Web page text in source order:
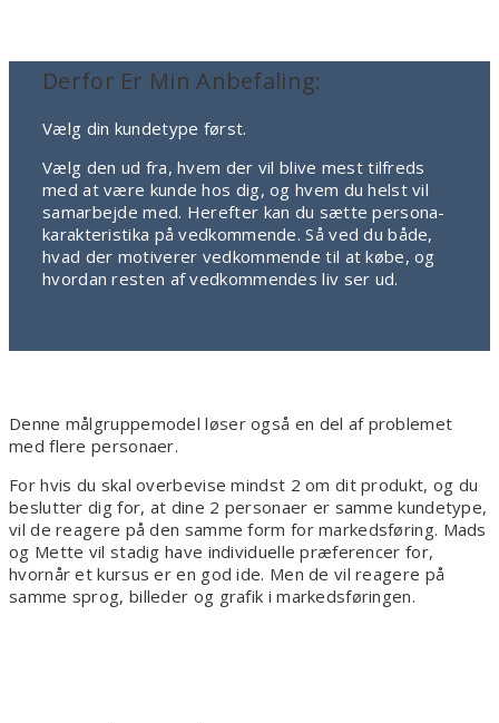
Derfor Er Min Anbefaling:
Vælg din kundetype først.
Vælg den ud fra, hvem der vil blive mest tilfreds
med at være kunde hos dig, og hvem du helst vil
samarbejde med. Herefter kan du sætte persona-
karakteristika på vedkommende. Så ved du både,
hvad der motiverer vedkommende til at købe, og
hvordan resten af vedkommendes liv ser ud.
Denne målgruppemodel løser også en del af problemet
med flere personaer.
For hvis du skal overbevise mindst 2 om dit produkt, og du
beslutter dig for, at dine 2 personaer er samme kundetype,
vil de reagere på den samme form for markedsføring. Mads
og Mette vil stadig have individuelle præferencer for,
hvornår et kursus er en god ide. Men de vil reagere på
samme sprog, billeder og grafik i markedsføringen.